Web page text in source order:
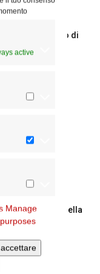
active
Manage
del Vicariato di
Santa Maria
d’ascolto della
la Giornata dei